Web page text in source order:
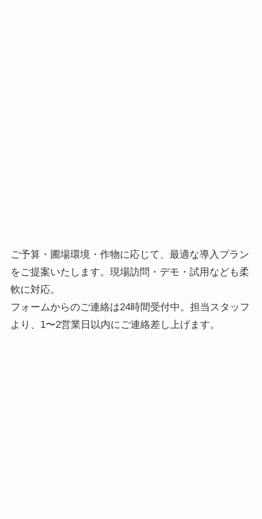
ご予算・圃場環境・作物に応じて、最適な導入プラン
をご提案いたします。現場訪問・デモ・試用なども柔
軟に対応。
フォームからのご連絡は24時間受付中。担当スタッフ
より、1〜2営業日以内にご連絡差し上げます。